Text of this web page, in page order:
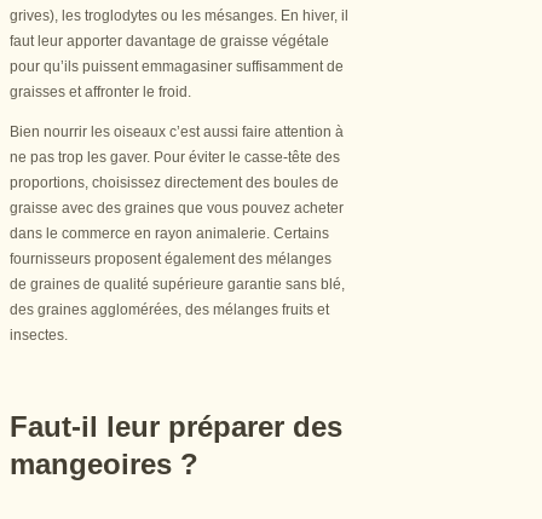
grives), les troglodytes ou les mésanges. En hiver, il
faut leur apporter davantage de graisse végétale
pour qu’ils puissent emmagasiner suffisamment de
graisses et affronter le froid.
Bien nourrir les oiseaux c’est aussi faire attention à
ne pas trop les gaver. Pour éviter le casse-tête des
proportions, choisissez directement des boules de
graisse avec des graines que vous pouvez acheter
dans le commerce en rayon animalerie. Certains
fournisseurs proposent également des mélanges
de graines de qualité supérieure garantie sans blé,
des graines agglomérées, des mélanges fruits et
insectes.
Faut-il leur préparer des
mangeoires ?